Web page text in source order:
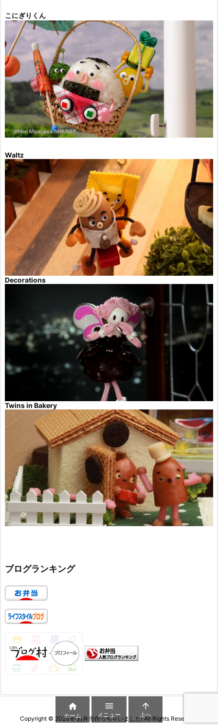
こにぎりくん
Waltz
Decorations
Twins in Bakery
ブログランキング
Copyright © 2026 e-お弁当作っちゃいました!All Rights Reserved.

ホーム

メニュー

上へ